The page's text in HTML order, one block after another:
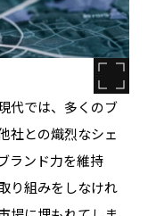
代では、多くのブ
社との熾烈なシェ
ランド力を維持
り組みをしなけれ